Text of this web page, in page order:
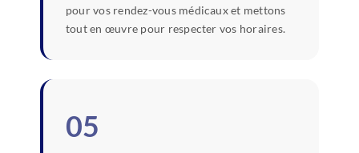
pour vos rendez-vous médicaux et mettons
tout en œuvre pour respecter vos horaires.
05